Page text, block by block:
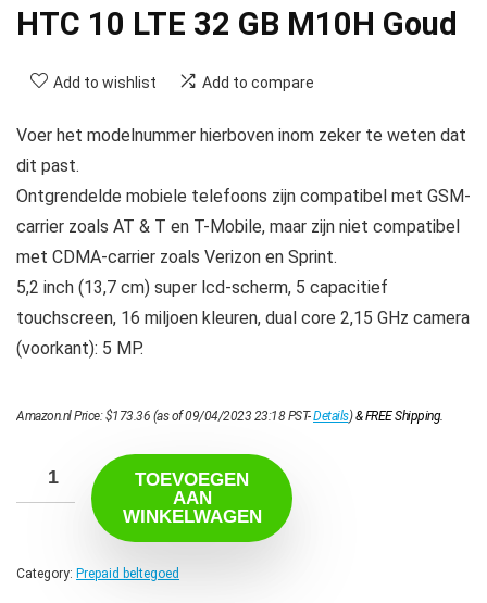
HTC 10 LTE 32 GB M10H Goud
Add to wishlist Add to compare
Voer het modelnummer hierboven inom zeker te weten dat
dit past.
Ontgrendelde mobiele telefoons zijn compatibel met GSM-
carrier zoals AT & T en T-Mobile, maar zijn niet compatibel
met CDMA-carrier zoals Verizon en Sprint.
5,2 inch (13,7 cm) super lcd-scherm, 5 capacitief
touchscreen, 16 miljoen kleuren, dual core 2,15 GHz camera
(voorkant): 5 MP.
Amazon.nl Price:$173.36 (as of 09/04/2023 23:18 PST-Details)&FREE Shipping.
TOEVOEGEN
AAN
WINKELWAGEN
Category: Prepaid beltegoed